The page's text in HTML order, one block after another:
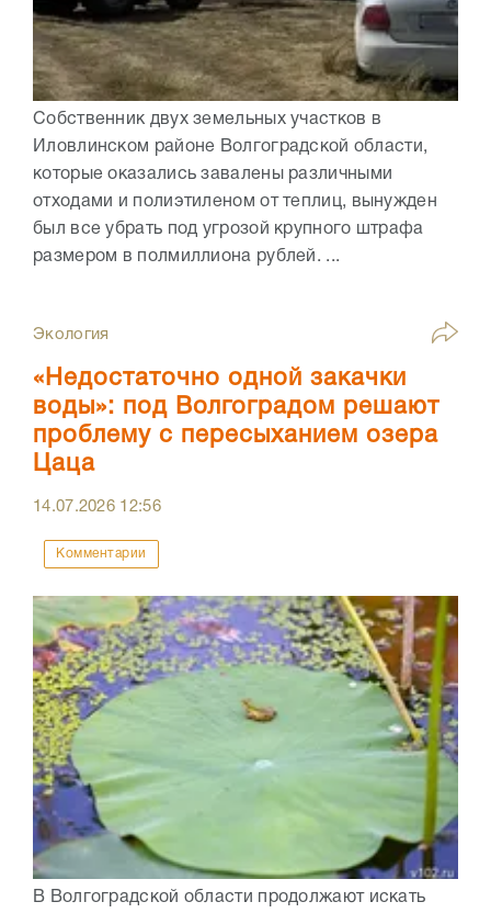
Собственник двух земельных участков в
Иловлинском районе Волгоградской области,
которые оказались завалены различными
отходами и полиэтиленом от теплиц, вынужден
был все убрать под угрозой крупного штрафа
размером в полмиллиона рублей. ...
Экология
«Недостаточно одной закачки
воды»: под Волгоградом решают
проблему с пересыханием озера
Цаца
14.07.2026 12:56
Комментарии
В Волгоградской области продолжают искать